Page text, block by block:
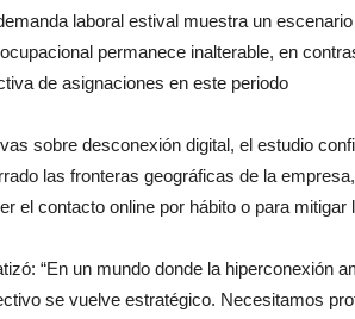
laboral estival muestra un
permanece inalterable, en
de asignaciones en este periodo
sobre desconexión digital, el estudio
las fronteras geográficas de la
el contacto online por hábito o para mitigar
“En un mundo donde la hiperconexión
se vuelve estratégico. Necesitamos